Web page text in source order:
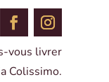
vous livrer
Colissimo.